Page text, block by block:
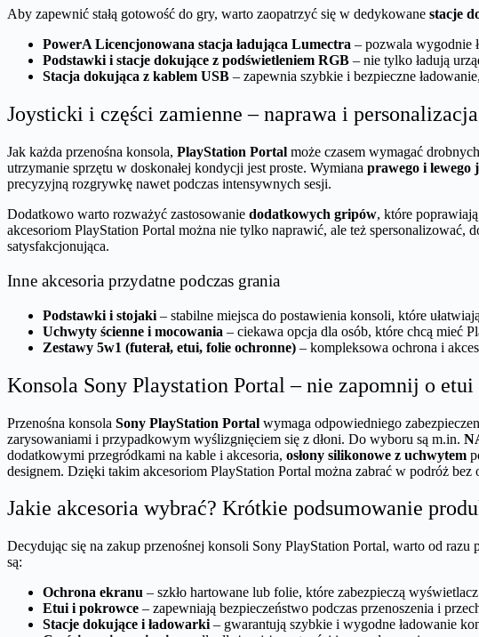
Aby zapewnić stałą gotowość do gry, warto zaopatrzyć się w dedykowane stacje
PowerA Licencjonowana stacja ładująca Lumectra – pozwala wygodnie
Podstawki i stacje dokujące z podświetleniem RGB – nie tylko ładują
Stacja dokująca z kablem USB – zapewnia szybkie i bezpieczne
Joysticki i części zamienne – naprawa i personalizacja
Jak każda przenośna konsola, PlayStation Portal może czasem wymagać
utrzymanie sprzętu w doskonałej kondycji jest proste. Wymiana prawego i lewego
precyzyjną rozgrywkę nawet podczas intensywnych sesji.
Dodatkowo warto rozważyć zastosowanie dodatkowych gripów, które
akcesoriom PlayStation Portal można nie tylko naprawić, ale też spersonalizować,
satysfakcjonująca.
Inne akcesoria przydatne podczas grania
Podstawki i stojaki – stabilne miejsca do postawienia konsoli, które
Uchwyty ścienne i mocowania – ciekawa opcja dla osób, które chcą mieć
Zestawy 5w1 (futerał, etui, folie ochronne) – kompleksowa ochrona i
Konsola Sony Playstation Portal – nie zapomnij o etui
Przenośna konsola Sony PlayStation Portal wymaga odpowiedniego
zarysowaniami i przypadkowym wyślizgnięciem się z dłoni. Do wyboru są m.in.
dodatkowymi przegródkami na kable i akcesoria, osłony silikonowe z uchwytem
designem. Dzięki takim akcesoriom PlayStation Portal można zabrać w podróż
Jakie akcesoria wybrać? Krótkie podsumowanie
Decydując się na zakup przenośnej konsoli Sony PlayStation Portal, warto od
są:
Ochrona ekranu – szkło hartowane lub folie, które zabezpieczą
Etui i pokrowce – zapewniają bezpieczeństwo podczas przenoszenia i
Stacje dokujące i ładowarki – gwarantują szybkie i wygodne ładowanie